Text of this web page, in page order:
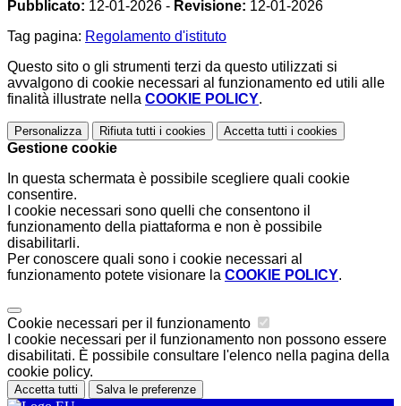
Pubblicato: 12-01-2026 - Revisione: 12-01-2026
Tag pagina: Regolamento d'istituto
Questo sito o gli strumenti terzi da questo utilizzati si
avvalgono di cookie necessari al funzionamento ed utili alle
finalità illustrate nella COOKIE POLICY.
Personalizza Rifiuta tutti i cookies Accetta tutti i cookies
Gestione cookie
In questa schermata è possibile scegliere quali cookie
consentire.
I cookie necessari sono quelli che consentono il
funzionamento della piattaforma e non è possibile
disabilitarli.
Per conoscere quali sono i cookie necessari al
funzionamento potete visionare la COOKIE POLICY.
Cookie necessari per il funzionamento
I cookie necessari per il funzionamento non possono essere
disabilitati. È possibile consultare l'elenco nella pagina della
cookie policy.
Accetta tutti Salva le preferenze